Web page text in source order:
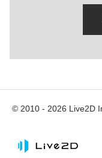
© 2010 - 2026 Live2D